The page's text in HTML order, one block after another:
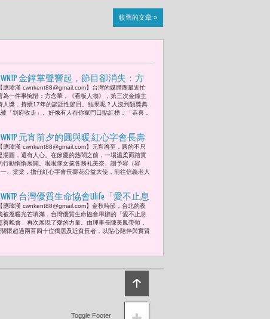
較舊的文章 »
金鐘掌聲響起，節目卻消失：方
華17年《看板人物》節目的結束 揭露
灣媒體公共財危機
【應瑋漢 cwnkent88@gmail.com】台灣的媒體圈最近忙
為一件事惋惜：方念華，《看板人物》，第三次金鐘主
人獎，持續17年的談話性節目。結果呢？人沒到頒獎典
「到府收走」。好像有人在你家門口貼紅榜：「恭喜，
元宵前夕的圓與暖 紅心字會長壽
花公益大使美奈、謝予容（容容）、貝
、十一、棠棠 為孤單歲月添一抹光
【應瑋漢 cwnkent88@gmail.com】元宵將至，圓的不只
湯圓，還有人心。在節慶的熱鬧之前，一場溫柔而踏實
行動悄悄展開。啦啦隊女孩各務礼美奈、謝予容（容
、棠棠，擔任紅心字會長壽花公益大使，前往信義老人
台灣優質生命協會Ulife「愛不止息
慈善晚會」陳美鳳親力推動 曾國城與巴
聯手主持 林曉培、黃大煒、許富凱與
景淳輪番演出 曾馨瑩、劉福助、李明
【應瑋漢 cwnkent88@gmail.com】金秋時節，台北的夜
被溫暖光芒填滿，台灣優質生命協會舉辦的「愛不止息
善晚會」再次展現了愛的力量。由理事長陳美鳳帶領，
懷超過兩百四十位獨居及近貧長者，以貼心陪伴與實質
Toggle Footer